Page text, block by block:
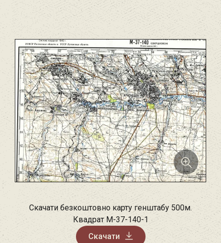
Скачати безкоштовно карту генштабу 500м.
Квадрат M-37-140-1
Скачати